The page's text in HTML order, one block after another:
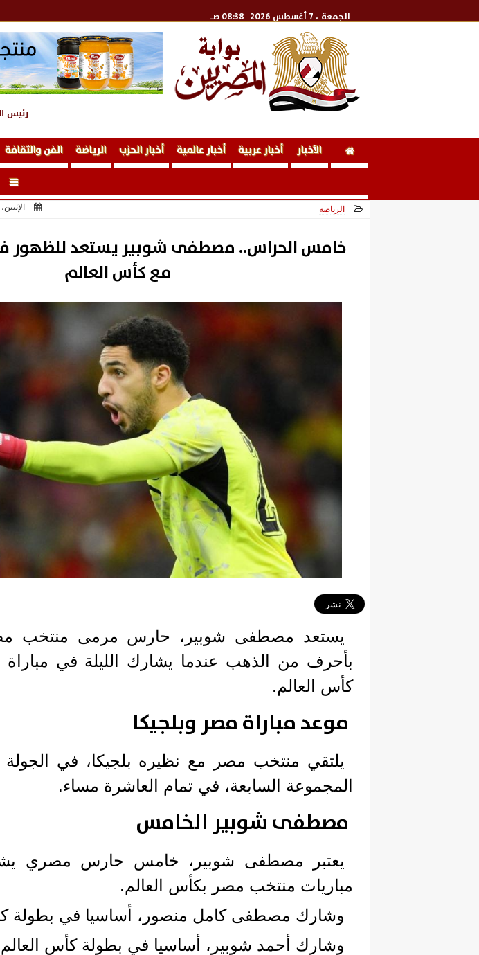
الجمعة ، 7 أغسطس 2026 08:38 صـ
رئيس
الأخبار أخبار عربية أخبار عالمية أخبار الحزب الرياضة الفن والثقافة
الرياضة الإثنين، 15 يونيو 2026
خامس الحراس.. مصطفى شوبير يستعد للظهور في
مع كأس العالم
يستعد مصطفى شوبير، حارس مرمى منتخب
بأحرف من الذهب عندما يشارك الليلة في
كأس العالم.
موعد مباراة مصر وبلجيكا
يلتقي منتخب مصر مع نظيره بلجيكا، في الجولة
المجموعة السابعة، في تمام العاشرة مساء.
مصطفى شوبير الخامس
يعتبر مصطفى شوبير، خامس حارس مصري
مباريات منتخب مصر بكأس العالم.
وشارك مصطفى كامل منصور، أساسيا في بطولة كأس
وشارك أحمد شوبير، أساسيا في بطولة كأس العالم 1990.